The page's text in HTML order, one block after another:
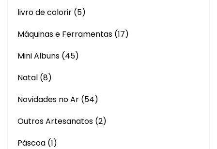
livro de colorir (5)
Máquinas e Ferramentas (17)
Mini Albuns (45)
Natal (8)
Novidades no Ar (54)
Outros Artesanatos (2)
Páscoa (1)